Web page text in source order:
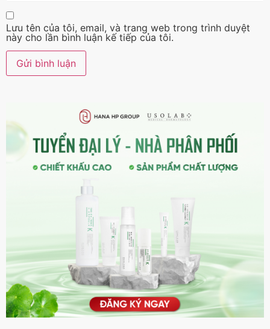
Lưu tên của tôi, email, và trang web trong trình duyệt
này cho lần bình luận kế tiếp của tôi.